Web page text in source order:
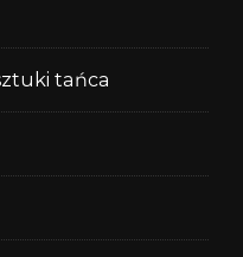
tańca